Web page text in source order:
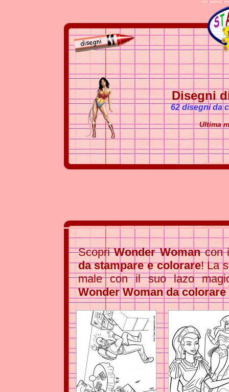
Disegni
62 disegni da
Ultima
ScopriWonder Womancon
da stampare e colorare! La
male con il suo lazo
Wonder Woman da colorare